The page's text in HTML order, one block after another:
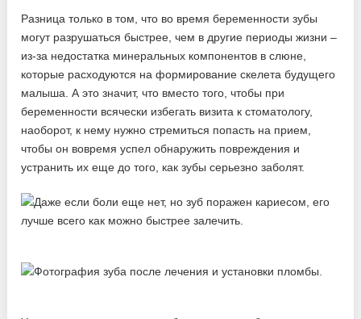
Разница только в том, что во время беременности зубы
могут разрушаться быстрее, чем в другие периоды жизни –
из-за недостатка минеральных компонентов в слюне,
которые расходуются на формирование скелета будущего
малыша. А это значит, что вместо того, чтобы при
беременности всячески избегать визита к стоматологу,
наоборот, к нему нужно стремиться попасть на прием,
чтобы он вовремя успел обнаружить повреждения и
устранить их еще до того, как зубы серьезно заболят.